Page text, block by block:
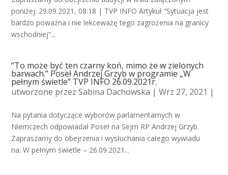
poniżej: 29.09.2021, 08:18 | TVP INFO Artykuł “Sytuacja jest
bardzo poważna i nie lekceważę tego zagrożenia na granicy
wschodniej”...
“To może być ten czarny koń, mimo że w zielonych
barwach.” Poseł Andrzej Grzyb w programie „W
pełnym świetle” TVP INFO 26.09.2021r.
utworzone przezSabina Dachowska | Wrz 27, 2021 |
Na pytania dotyczące wyborów parlamentarnych w
Niemczech odpowiadał Poseł na Sejm RP Andrzej Grzyb.
Zapraszamy do obejrzenia i wysłuchania całego wywiadu
na: W pełnym świetle – 26.09.2021...